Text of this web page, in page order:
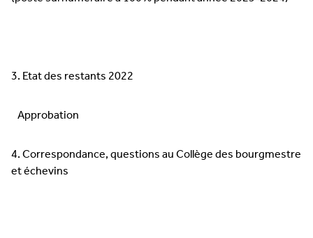
3. Etat des restants 2022
Approbation
4. Correspondance, questions au Collège des bourgmestre
et échevins